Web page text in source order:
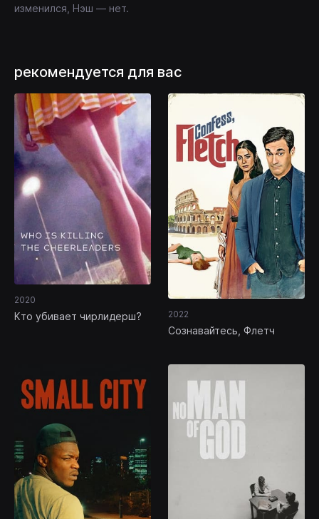
изменился, Нэш — нет.
рекомендуется для вас
2020
Кто убивает чирлидерш? 2022
Сознавайтесь, Флетч